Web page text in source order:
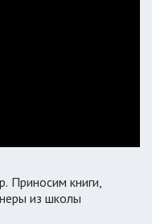
Приносим книги,
из школы